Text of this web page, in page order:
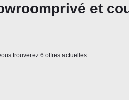
et
trouverez 6 offres actuelles